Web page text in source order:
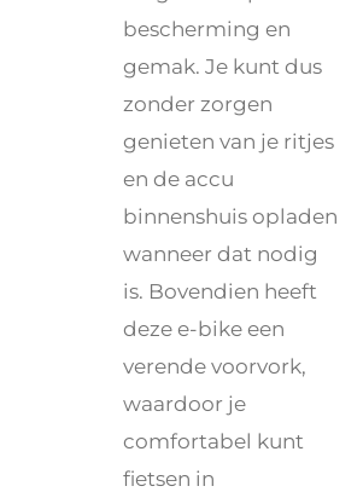
bescherming en
gemak. Je kunt dus
zonder zorgen
genieten van je ritjes
en de accu
binnenshuis opladen
wanneer dat nodig
is. Bovendien heeft
deze e-bike een
verende voorvork,
waardoor je
comfortabel kunt
fietsen in